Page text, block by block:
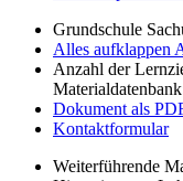
Grundschule
Alles aufklappen
Anzahl der
Dokument als
Kontaktformular
Weiterführende